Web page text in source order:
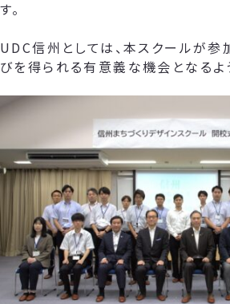
す。
UDC信州としては、本スクールが参
びを得られる有意義な機会となるよ